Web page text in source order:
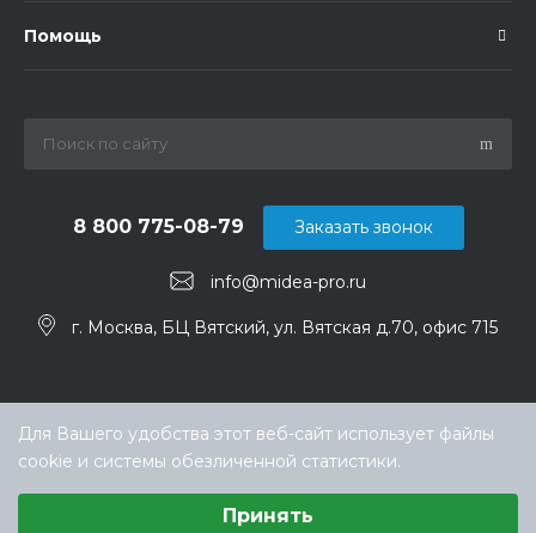
Помощь
info@midea-pro.ru
8 800 775-08-79
г. Москва, БЦ Вятский, ул. Вятская д.70, офис 715
Заказать звонок
Для Вашего удобства этот веб-сайт использует файлы
cookie и системы обезличенной статистики.
Принять